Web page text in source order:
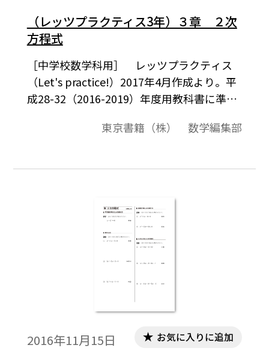
（レッツプラクティス3年）３章 ２次
方程式
［中学校数学科用］ レッツプラクティス
（Let's practice!）2017年4月作成より。平
成28-32（2016-2019）年度用教科書に準拠
す。ワード文書ファイルは，お使いのPCに
ールしていただくと，ワードの問題データ
編集したりすることが可能となります。
東京書籍（株） 数学編集部
2016年11月15日 お気に入りに追加